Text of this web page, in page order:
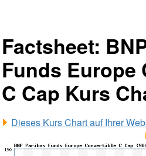
Factsheet:
Funds Europe
C Cap Kurs
Dieses Kurs Chart auf Ihrer